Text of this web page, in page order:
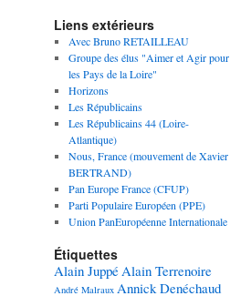
Liens extérieurs
Avec Bruno RETAILLEAU
Groupe des élus "Aimer et Agir pour
les Pays de la Loire"
Horizons
Les Républicains
Les Républicains 44 (Loire-
Atlantique)
Nous, France (mouvement de Xavier
BERTRAND)
Pan Europe France (CFUP)
Parti Populaire Européen (PPE)
Union PanEuropéenne Internationale
Étiquettes
Alain JuppéAlain Terrenoire
André Malraux Annick Denéchaud